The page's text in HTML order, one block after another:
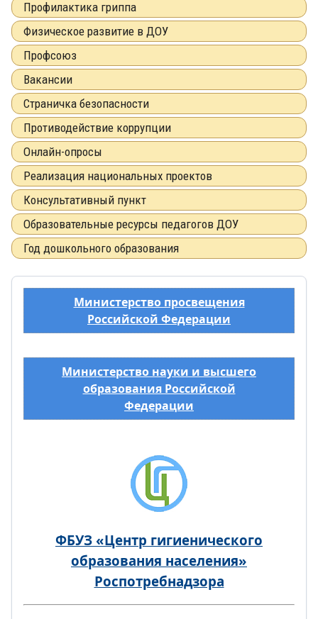
Профилактика гриппа
Физическое развитие в ДОУ
Профсоюз
Вакансии
Страничка безопасности
Противодействие коррупции
Онлайн-опросы
Реализация национальных проектов
Консультативный пункт
Образовательные ресурсы педагогов ДОУ
Год дошкольного образования
Министерство просвещения
Российской Федерации
Министерство науки и высшего
образования Российской
Федерации
ФБУЗ «Центр гигиенического
образования населения»
Роспотребнадзора